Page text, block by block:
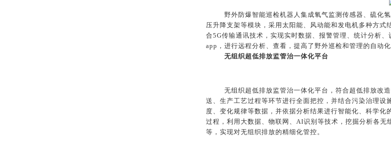
野外防爆智能巡检机器人集成氧气监测传感器、硫化
压升降支架等模块，采用太阳能、风动能和发电机多种方
合5G传输通讯技术，实现实时数据、报警管理、统计分析
app，进行远程分析、查看，提高了野外巡检和管理的自动化
无组织超低排放监管治一体化平台
无组织超低排放监管治一体化平台，符合超低排放改
送、生产工艺过程等环节进行全面把控，并结合污染治理
度、变化规律等数据，并依据分析结果进行智能化、科学
过程，利用大数据、物联网、AI识别等技术，挖掘分析各
等，实现对无组织排放的精细化管控。